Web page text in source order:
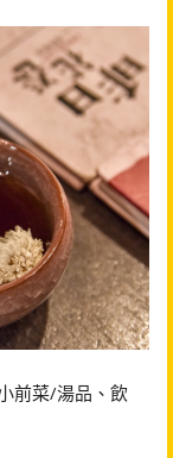
前菜/湯品、飲